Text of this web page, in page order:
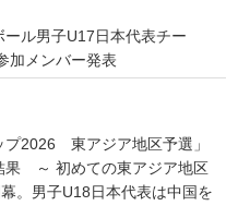
ル男子U17日本代表チー
メンバー発表
プ2026 東アジア地区予選」
～ 初めての東アジア地区
。男子U18日本代表は中国を